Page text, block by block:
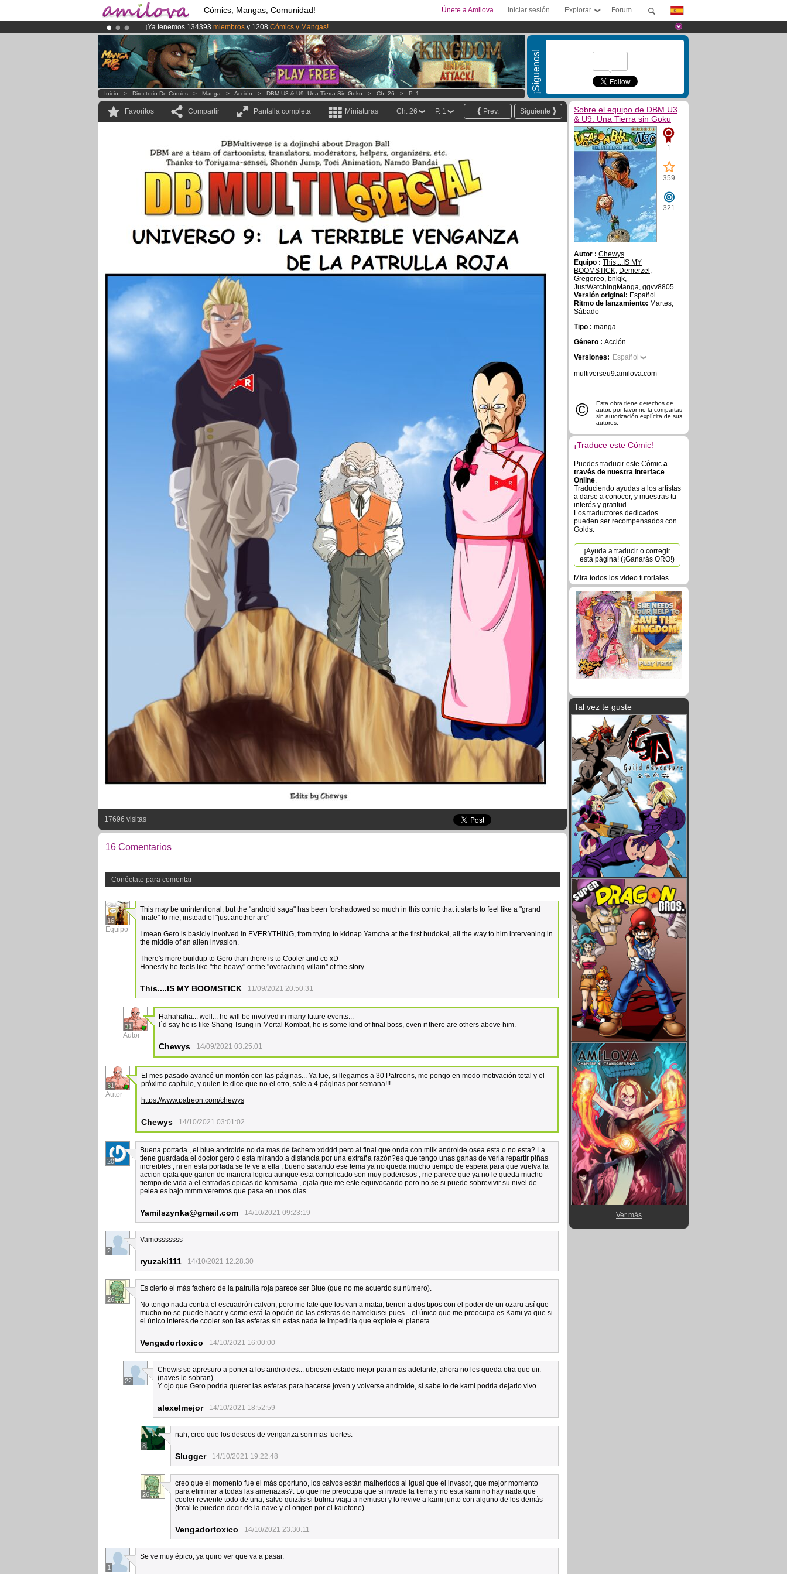
Cómics, Mangas, Comunidad! Forum
Explorar
Iniciar sesión
Únete a Amilova
¡Ya tenemos 134393 miembros y 1208 Cómics y Mangas!.
¡Conviertete en Premium por3.95 eurosal mes!Hazte Premium ya
El Kickstarter Amilova está desormado lanzado!.
¡Síguenos!
Inicio > Directorio De Cómics > Manga > Acción > DBM U3 & U9: Una Tierra Sin Goku > Ch. 26 > P. 1
Favoritos Compartir Pantalla completa Miniaturas Siguiente
Prev.
P. 1
Ch. 26
17696 visitas
16 Comentarios
Conéctate para comentar
16
Equipo
This may be unintentional, but the "android saga" has been forshadowed so much in this comic that it starts to feel like a "grand
finale" to me, instead of "just another arc"
I mean Gero is basicly involved in EVERYTHING, from trying to kidnap Yamcha at the first budokai, all the way to him intervening in
the middle of an alien invasion.
There's more buildup to Gero than there is to Cooler and co xD
Honestly he feels like "the heavy" or the "overaching villain" of the story.
This....IS MY BOOMSTICK 11/09/2021 20:50:31
31
Autor
Hahahaha... well... he will be involved in many future events...
I´d say he is like Shang Tsung in Mortal Kombat, he is some kind of final boss, even if there are others above him.
Chewys 14/09/2021 03:25:01
31
Autor
El mes pasado avancé un montón con las páginas... Ya fue, si llegamos a 30 Patreons, me pongo en modo motivación total y el
próximo capítulo, y quien te dice que no el otro, sale a 4 páginas por semana!!!
https://www.patreon.com/chewys
Chewys 14/10/2021 03:01:02
20
Buena portada , el blue androide no da mas de fachero xdddd pero al final que onda con milk androide osea esta o no esta? La
tiene guardada el doctor gero o esta mirando a distancia por una extraña razón?es que tengo unas ganas de verla repartir piñas
increibles , ni en esta portada se le ve a ella , bueno sacando ese tema ya no queda mucho tiempo de espera para que vuelva la
accion ojala que ganen de manera logica aunque esta complicado son muy poderosos , me parece que ya no le queda mucho
tiempo de vida a el entradas epicas de kamisama , ojala que me este equivocando pero no se si puede sobrevivir su nivel de
pelea es bajo mmm veremos que pasa en unos dias .
Yamilszynka@gmail.com 14/10/2021 09:23:19
2
Vamosssssss
ryuzaki111 14/10/2021 12:28:30
26
Es cierto el más fachero de la patrulla roja parece ser Blue (que no me acuerdo su número).
No tengo nada contra el escuadrón calvon, pero me late que los van a matar, tienen a dos tipos con el poder de un ozaru así que
mucho no se puede hacer y como está la opción de las esferas de namekusei pues... el único que me preocupa es Kami ya que si
el único interés de cooler son las esferas sin estas nada le impediría que explote el planeta.
Vengadortoxico 14/10/2021 16:00:00
22
Chewis se apresuro a poner a los androides... ubiesen estado mejor para mas adelante, ahora no les queda otra que uir.
(naves le sobran)
Y ojo que Gero podria querer las esferas para hacerse joven y volverse androide, si sabe lo de kami podria dejarlo vivo
alexelmejor 14/10/2021 18:52:59
8
nah, creo que los deseos de venganza son mas fuertes.
Slugger 14/10/2021 19:22:48
26
creo que el momento fue el más oportuno, los calvos están malheridos al igual que el invasor, que mejor momento
para eliminar a todas las amenazas?. Lo que me preocupa que si invade la tierra y no esta kami no hay nada que
cooler reviente todo de una, salvo quizás si bulma viaja a nemusei y lo revive a kami junto con alguno de los demás
(total le pueden decir de la nave y el origen por el kaiofono)
Vengadortoxico 14/10/2021 23:30:11
1
Se ve muy épico, ya quiro ver que va a pasar.
Sobre el equipo de DBM U3
& U9: Una Tierra sin Goku
1
359
321
Autor : Chewys
Equipo : This....IS MY
BOOMSTICK, Demerzel ,
Gregoreo, bnkjk,
JustWatchingManga, ggvv8805
Versión original: Español
Ritmo de lanzamiento: Martes,
Sábado
Tipo : manga
Género : Acción
Versiones: Español
multiverseu9.amilova.com
©
Esta obra tiene derechos de
autor, por favor no la compartas
sin autorización explícita de sus
autores.
¡Traduce este Cómic!
Puedes traducir este Cómic a
través de nuestra interface
Online.
Traduciendo ayudas a los artistas
a darse a conocer, y muestras tu
interés y gratitud.
Los traductores dedicados
pueden ser recompensados con
Golds.
¡Ayuda a traducir o corregir
esta página! (¡Ganarás ORO!)
Mira todos los video tutoriales
Tal vez te guste
Ver más